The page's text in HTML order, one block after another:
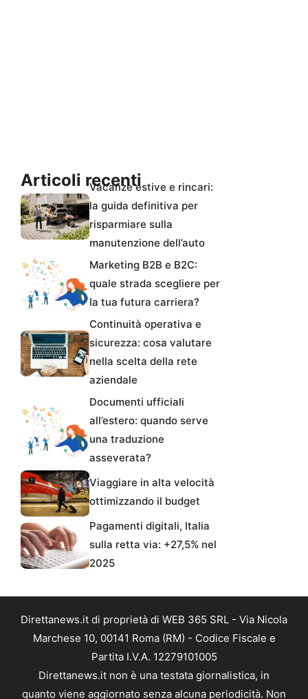
Articoli recentiVacanze estive e rincari:
la guida definitiva per
risparmiare sulla
manutenzione dell’auto
Marketing B2B e B2C:
quale strada scegliere per
la tua futura carriera?
Continuità operativa e
sicurezza: cosa valutare
nella scelta della rete
aziendale
Documenti ufficiali
all’estero: quando serve
una traduzione
asseverata?
Viaggiare in alta velocità
ottimizzando il budget
Pagamenti digitali, Italia
sulla retta via: +27,5% nel
2025
Direttanews.it di proprietà di WEB 365 SRL - Via Nicola
Marchese 10, 00141 Roma (RM) - Codice Fiscale e
Partita I.V.A. 12279101005
Direttanews.it non è una testata giornalistica, in
quanto viene aggiornato senza alcuna periodicità. Non